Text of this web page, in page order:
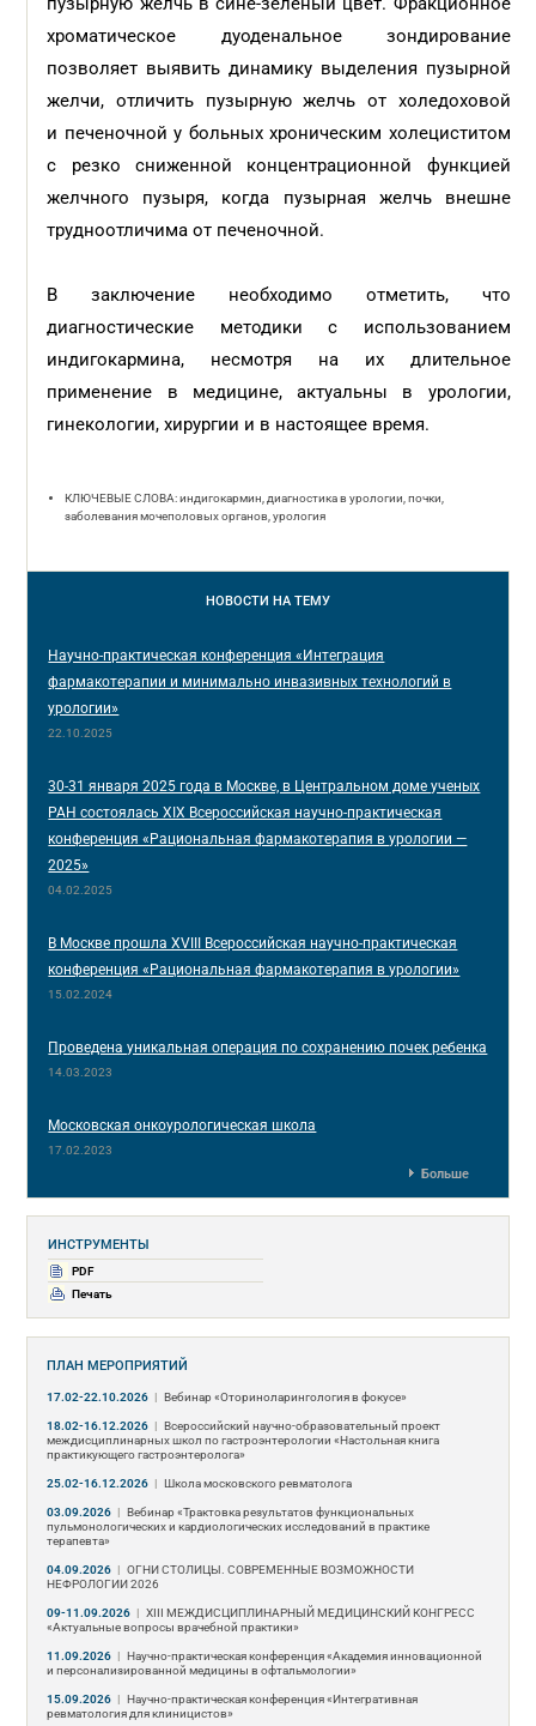
хроматическое дуоденальное зондирование
позволяет выявить динамику выделения пузырной
желчи, отличить пузырную желчь от холедоховой
и печеночной у больных хроническим холециститом
с резко сниженной концентрационной функцией
желчного пузыря, когда пузырная желчь внешне
трудноотличима от печеночной.
В заключение необходимо отметить, что
диагностические методики с использованием
индигокармина, несмотря на их длительное
применение в медицине, актуальны в урологии,
гинекологии, хирургии и в настоящее время.
КЛЮЧЕВЫЕ СЛОВА: индигокармин, диагностика в урологии, почки,
заболевания мочеполовых органов, урология
НОВОСТИ НА ТЕМУ
Научно-практическая конференция «Интеграция
фармакотерапии и минимально инвазивных технологий в
урологии»
22.10.2025
30-31 января 2025 года в Москве, в Центральном доме ученых
РАН состоялась XIX Всероссийская научно-практическая
конференция «Рациональная фармакотерапия в урологии —
2025»
04.02.2025
В Москве прошла XVIII Всероссийская научно-практическая
конференция «Рациональная фармакотерапия в урологии»
15.02.2024
Проведена уникальная операция по сохранению почек ребенка
14.03.2023
Московская онкоурологическая школа
17.02.2023
Больше
ИНСТРУМЕНТЫ
PDF
Печать
ПЛАН МЕРОПРИЯТИЙ
17.02-22.10.2026 | Вебинар «Оториноларингология в фокусе»
18.02-16.12.2026 | Всероссийский научно-образовательный проект
междисциплинарных школ по гастроэнтерологии «Настольная книга
практикующего гастроэнтеролога»
25.02-16.12.2026 | Школа московского ревматолога
03.09.2026 | Вебинар «Трактовка результатов функциональных
пульмонологических и кардиологических исследований в практике
терапевта»
04.09.2026 | ОГНИ СТОЛИЦЫ. СОВРЕМЕННЫЕ ВОЗМОЖНОСТИ
НЕФРОЛОГИИ 2026
09-11.09.2026 | ХIII МЕЖДИСЦИПЛИНАРНЫЙ МЕДИЦИНСКИЙ КОНГРЕСС
«Актуальные вопросы врачебной практики»
11.09.2026 | Научно-практическая конференция «Академия инновационной
и персонализированной медицины в офтальмологии»
15.09.2026 | Научно-практическая конференция «Интегративная
ревматология для клиницистов»